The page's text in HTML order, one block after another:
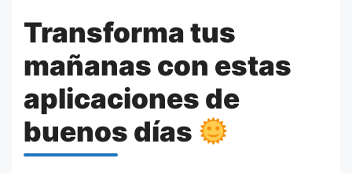
Transforma tus
mañanas con estas
aplicaciones de
buenos días